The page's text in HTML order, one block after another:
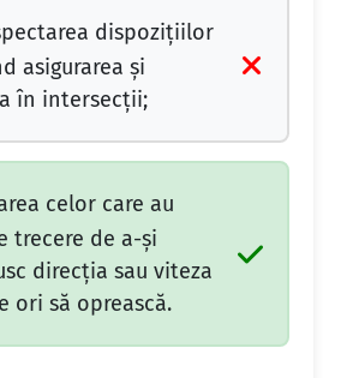
dispozițiilor
asigurarea și
în intersecții;
celor care au
trecere de a-și
direcția sau viteza
ori să oprească.